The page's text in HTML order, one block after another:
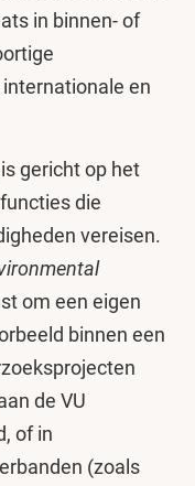
in binnen- of
en
gericht op het
die
vereisen.
om een eigen
binnen een
de VU
of in
(zoals